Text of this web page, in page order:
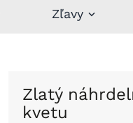
Zľavy
Zlatý náhrdelník s príveskom
kvetu